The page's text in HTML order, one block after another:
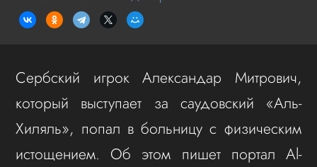
Сербский игрок Александар Митрович,
который выступает за саудовский «Аль-
Хиляль», попал в больницу с физическим
истощением. Об этом пишет портал Al-